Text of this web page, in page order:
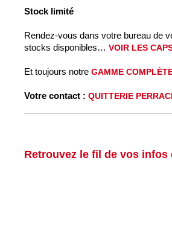
Stock limité
Rendez-vous dans votre bureau de
stocks disponibles… VOIR LES
Et toujours notre GAMME
Votre contact : QUITTERIE
Retrouvez le fil de vos infos